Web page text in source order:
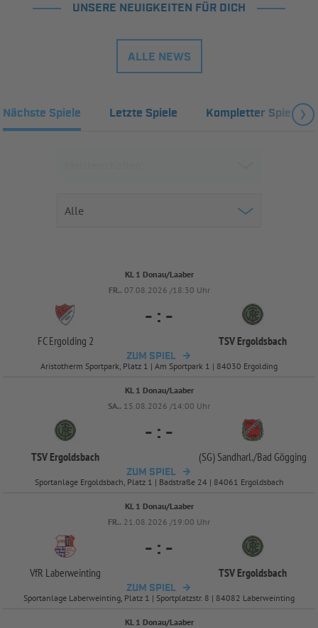
UNSERE NEUIGKEITEN FÜR DICH
ALLE NEWS
Nächste Spiele Letzte Spiele Kompletter Spielplan
KL 1 Donau/Laaber
FR.. 07.08.2026 /18:30 Uhr
FC Ergolding 2
- : -
TSV Ergoldsbach
ZUM SPIEL
Aristotherm Sportpark, Platz 1 | Am Sportpark 1 | 84030 Ergolding
KL 1 Donau/Laaber
SA.. 15.08.2026 /14:00 Uhr
TSV Ergoldsbach
- : -
(SG) Sandharl./Bad Gögging
ZUM SPIEL
Sportanlage Ergoldsbach, Platz 1 | Badstraße 24 | 84061 Ergoldsbach
KL 1 Donau/Laaber
FR.. 21.08.2026 /19:00 Uhr
VfR Laberweinting
- : -
TSV Ergoldsbach
ZUM SPIEL
Sportanlage Laberweinting, Platz 1 | Sportplatzstr. 8 | 84082 Laberweinting
KL 1 Donau/Laaber